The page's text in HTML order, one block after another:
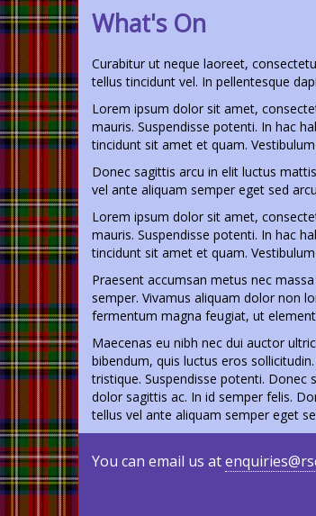
What's On
Curabitur ut neque laoreet,
tellus tincidunt vel. In pellentesque
Lorem ipsum dolor sit amet,
mauris. Suspendisse potenti. In hac
tincidunt sit amet et quam.
Donec sagittis arcu in elit luctus
vel ante aliquam semper eget sed
Lorem ipsum dolor sit amet,
mauris. Suspendisse potenti. In hac
tincidunt sit amet et quam.
Praesent accumsan metus nec
semper. Vivamus aliquam dolor non
fermentum magna feugiat, ut
Maecenas eu nibh nec dui auctor
bibendum, quis luctus eros
tristique. Suspendisse potenti. Donec
dolor sagittis ac. In id semper felis.
tellus vel ante aliquam semper eget
You can email us at